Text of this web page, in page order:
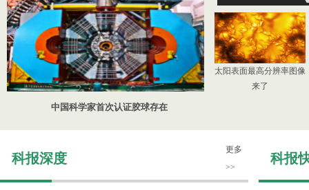
中国科学家首次认证胶球存在
太阳表面最高分辨率图像
来了
科报深度
更多
>>
科报